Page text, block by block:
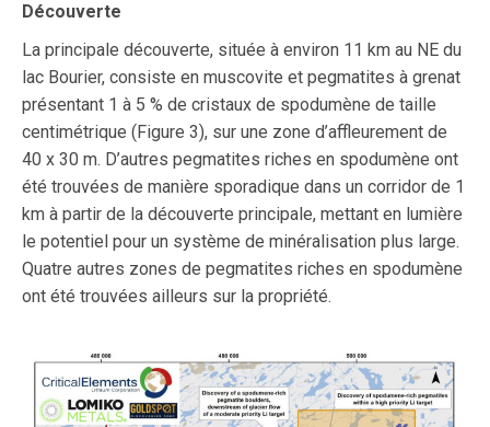
Découverte
La principale découverte, située à environ 11 km au NE du
lac Bourier, consiste en muscovite et pegmatites à grenat
présentant 1 à 5 % de cristaux de spodumène de taille
centimétrique (Figure 3), sur une zone d’affleurement de
40 x 30 m. D’autres pegmatites riches en spodumène ont
été trouvées de manière sporadique dans un corridor de 1
km à partir de la découverte principale, mettant en lumière
le potentiel pour un système de minéralisation plus large.
Quatre autres zones de pegmatites riches en spodumène
ont été trouvées ailleurs sur la propriété.